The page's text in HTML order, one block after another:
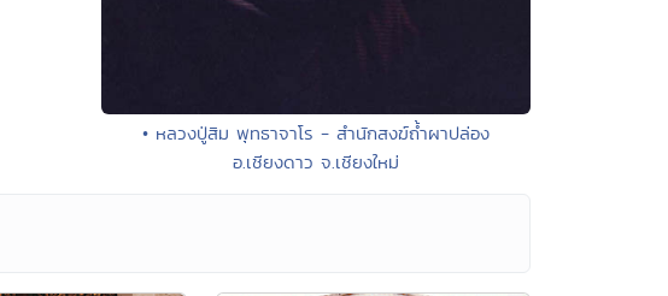
• หลวงปู่สิม พุทธาจาโร - สำนักสงฆ์ถ้ำผาปล่อง
อ.เชียงดาว จ.เชียงใหม่